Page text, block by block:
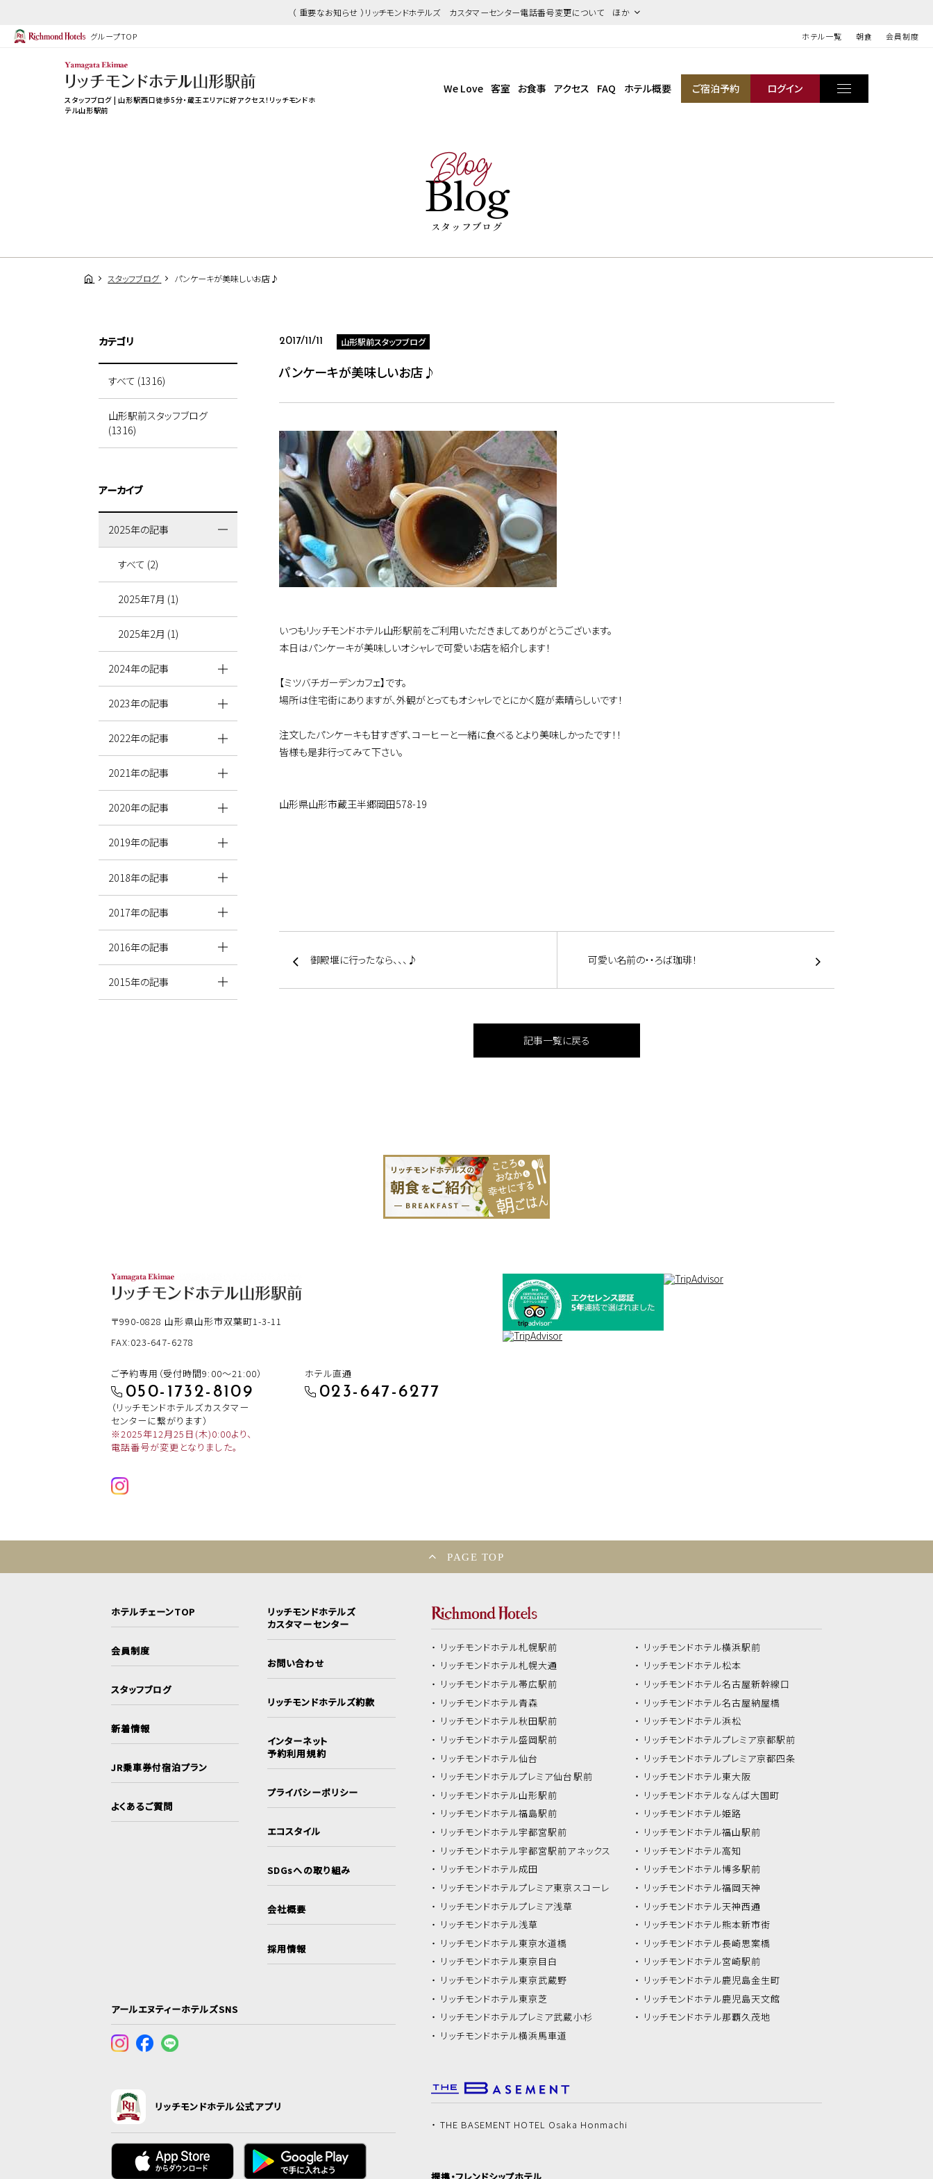
（ 重要なお知らせ ）リッチモンドホテルズ カスタマーセンター電話番号変更について ほか
グループTOP ホテル一覧 朝食 会員制度
スタッフブログ | 山形駅西口徒歩5分・蔵王エリアに好アクセス！リッチモンドホ
テル山形駅前
We Love 客室 お食事 アクセス FAQ ホテル概要 ご宿泊予約 ログイン
Blog
Blog
スタッフブログ
スタッフブログ パンケーキが美味しいお店♪
2017/11/11 山形駅前スタッフブログ
パンケーキが美味しいお店♪
いつもリッチモンドホテル山形駅前をご利用いただきましてありがとうございます。
本日はパンケーキが美味しいオシャレで可愛いお店を紹介します！
【ミツバチガーデンカフェ】です。
場所は住宅街にありますが、外観がとってもオシャレでとにかく庭が素晴らしいです！
注文したパンケーキも甘すぎず、コーヒーと一緒に食べるとより美味しかったです！！
皆様も是非行ってみて下さい。
山形県山形市蔵王半郷岡田578-19
御殿堰に行ったなら、、、♪ 可愛い名前の・・ろば珈琲！
記事一覧に戻る
カテゴリ
すべて (1316)
山形駅前スタッフブログ
(1316)
アーカイブ
2025年の記事
すべて (2)
2025年7月 (1)
2025年2月 (1)
2024年の記事
2023年の記事
2022年の記事
2021年の記事
2020年の記事
2019年の記事
2018年の記事
2017年の記事
2016年の記事
2015年の記事
〒990-0828 山形県山形市双葉町1-3-11
FAX:023-647-6278
ご予約専用（受付時間9:00～21:00）
050-1732-8109
（リッチモンドホテルズカスタマー
センターに繋がります）
※2025年12月25日(木)0:00より、
電話番号が変更となりました。
ホテル直通
023-647-6277
PAGE TOP
ホテルチェーンTOP
会員制度
スタッフブログ
新着情報
JR乗車券付宿泊プラン
よくあるご質問
リッチモンドホテルズ
カスタマーセンター
お問い合わせ
リッチモンドホテルズ約款
インターネット
予約利用規約
プライバシーポリシー
エコスタイル
SDGsへの取り組み
会社概要
採用情報
アールエヌティーホテルズSNS
リッチモンドホテル公式アプリ
リッチモンドホテル札幌駅前
リッチモンドホテル札幌大通
リッチモンドホテル帯広駅前
リッチモンドホテル青森
リッチモンドホテル秋田駅前
リッチモンドホテル盛岡駅前
リッチモンドホテル仙台
リッチモンドホテルプレミア仙台駅前
リッチモンドホテル山形駅前
リッチモンドホテル福島駅前
リッチモンドホテル宇都宮駅前
リッチモンドホテル宇都宮駅前アネックス
リッチモンドホテル成田
リッチモンドホテルプレミア東京スコーレ
リッチモンドホテルプレミア浅草
リッチモンドホテル浅草
リッチモンドホテル東京水道橋
リッチモンドホテル東京目白
リッチモンドホテル東京武蔵野
リッチモンドホテル東京芝
リッチモンドホテルプレミア武蔵小杉
リッチモンドホテル横浜馬車道
リッチモンドホテル横浜駅前
リッチモンドホテル松本
リッチモンドホテル名古屋新幹線口
リッチモンドホテル名古屋納屋橋
リッチモンドホテル浜松
リッチモンドホテルプレミア京都駅前
リッチモンドホテルプレミア京都四条
リッチモンドホテル東大阪
リッチモンドホテルなんば大国町
リッチモンドホテル姫路
リッチモンドホテル福山駅前
リッチモンドホテル高知
リッチモンドホテル博多駅前
リッチモンドホテル福岡天神
リッチモンドホテル天神西通
リッチモンドホテル熊本新市街
リッチモンドホテル長崎思案橋
リッチモンドホテル宮崎駅前
リッチモンドホテル鹿児島金生町
リッチモンドホテル鹿児島天文館
リッチモンドホテル那覇久茂地
THE BASEMENT HOTEL Osaka Honmachi